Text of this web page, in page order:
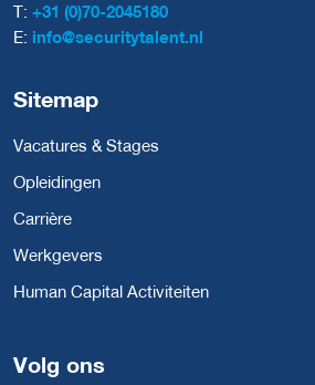
T: +31 (0)70-2045180
E: info@securitytalent.nl
Sitemap
Vacatures & Stages
Opleidingen
Carrière
Werkgevers
Human Capital Activiteiten
Volg ons